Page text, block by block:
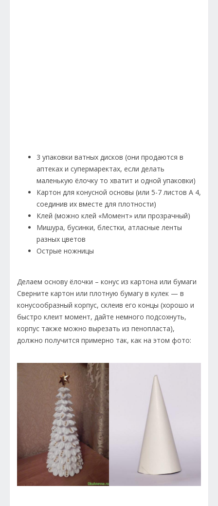
3 упаковки ватных дисков (они продаются в
аптеках и супермаректах, если делать
маленькую ёлочку то хватит и одной упаковки)
Картон для конусной основы (или 5-7 листов А 4,
соединив их вместе для плотности)
Клей (можно клей «Момент» или прозрачный)
Мишура, бусинки, блестки, атласные ленты
разных цветов
Острые ножницы
Делаем основу ёлочки – конус из картона или бумаги
Сверните картон или плотную бумагу в кулек — в
конусообразный корпус, склеив его концы (хорошо и
быстро клеит момент, дайте немного подсохнуть,
корпус также можно вырезать из пенопласта),
должно получится примерно так, как на этом фото: